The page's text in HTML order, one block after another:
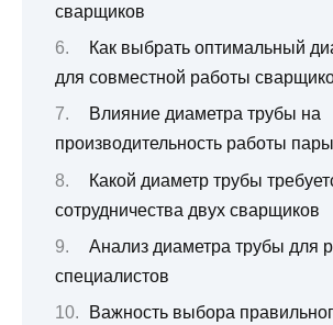
сварщиков
Как выбрать оптимальный
для совместной работы
Влияние диаметра трубы на
производительность работы
Какой диаметр трубы
сотрудничества двух сварщиков
Анализ диаметра трубы для
специалистов
Важность выбора